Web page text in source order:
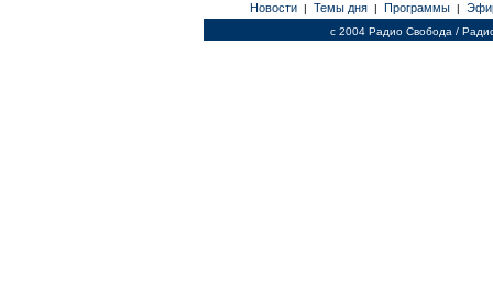
Новости | Темы дня | Программы |
c 2004 Радио Свобода /